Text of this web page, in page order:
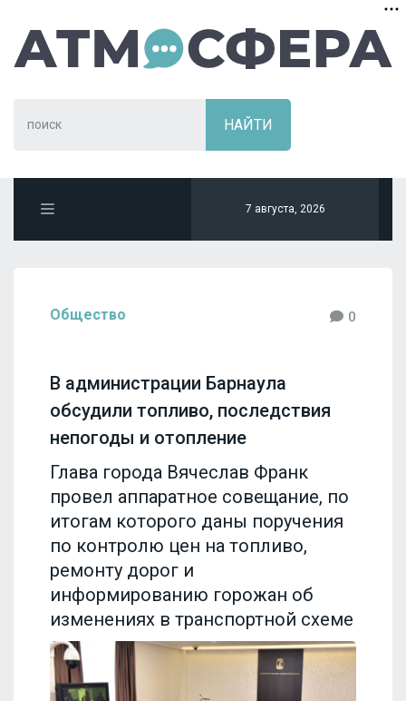
7 августа, 2026
Общество 0
В администрации Барнаула
обсудили топливо, последствия
непогоды и отопление
Глава города Вячеслав Франк
провел аппаратное совещание, по
итогам которого даны поручения
по контролю цен на топливо,
ремонту дорог и
информированию горожан об
изменениях в транспортной схеме